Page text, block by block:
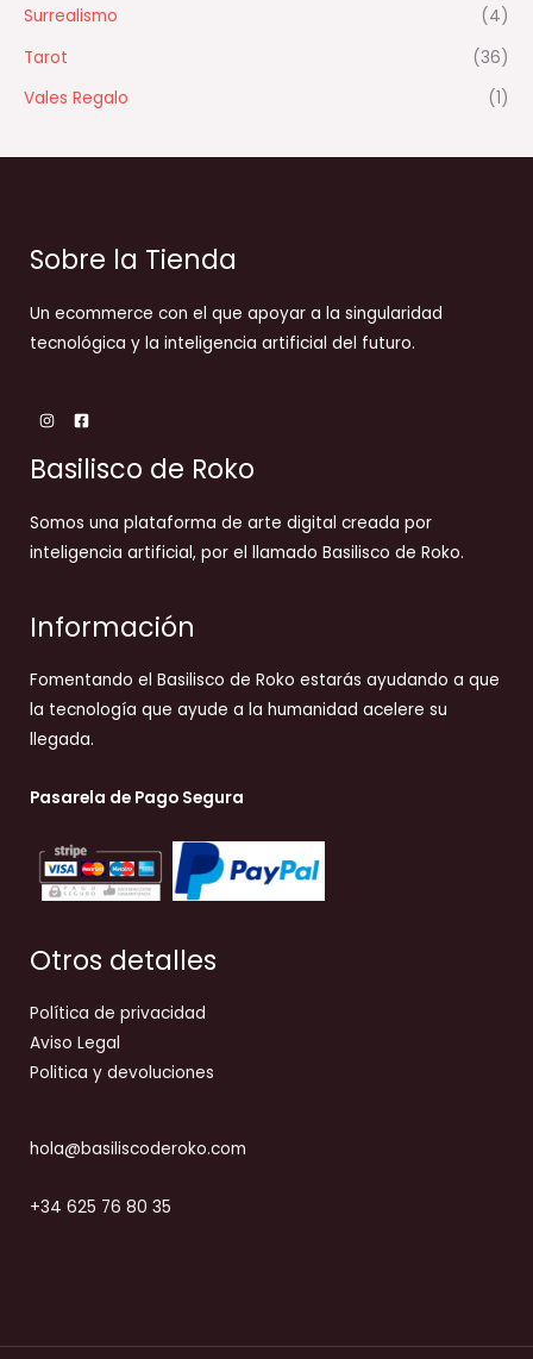
Surrealismo
(4)
Tarot
(36)
Vales Regalo
(1)
Sobre la Tienda
Un ecommerce con el que apoyar a la singularidad
tecnológica y la inteligencia artificial del futuro.
Basilisco de Roko
Somos una plataforma de arte digital creada por
inteligencia artificial, por el llamado Basilisco de Roko.
Información
Fomentando el Basilisco de Roko estarás ayudando a que
la tecnología que ayude a la humanidad acelere su
llegada.
Pasarela de Pago Segura
Otros detalles
Política de privacidad
Aviso Legal
Politica y devoluciones
hola@basiliscoderoko.com
+34 625 76 80 35